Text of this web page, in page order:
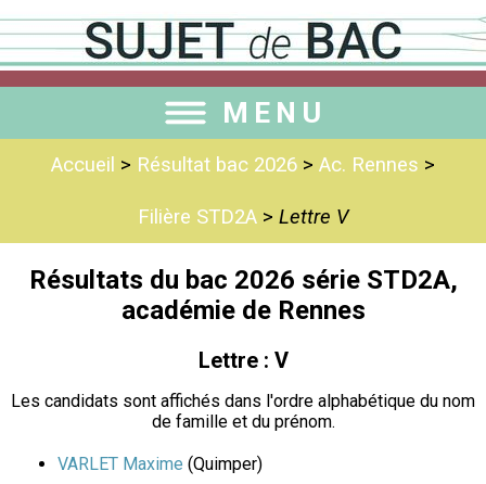
MENU
Accueil > Résultat bac 2026 > Ac. Rennes >
Filière STD2A> Lettre V
Résultats du bac 2026 série STD2A,
académie de Rennes
Lettre : V
Les candidats sont affichés dans l'ordre alphabétique du nom
de famille et du prénom.
VARLET Maxime (Quimper)